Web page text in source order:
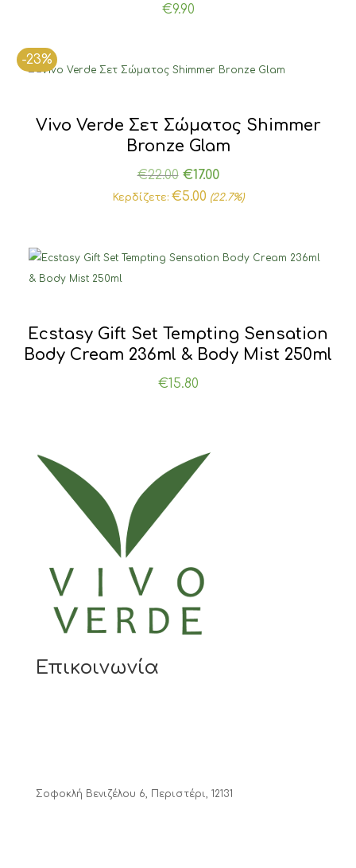
€9.90
-23%
Vivo Verde Σετ Σώματος Shimmer
Bronze Glam
€22.00 Original
price
€17.00Η
τρέχουσα
€17.00.
Κερδίζετε: €5.00 (22.7%)
Ecstasy Gift Set Tempting Sensation
Body Cream 236ml & Body Mist 250ml
€15.80
Επικοινωνία
Σοφοκλή Βενιζέλου 6, Περιστέρι, 12131